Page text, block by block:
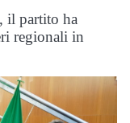
il partito ha
regionali in